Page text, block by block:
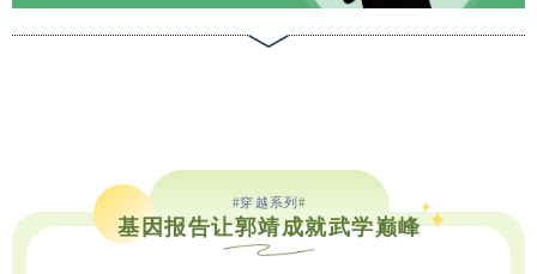
#穿越系列#
基因报告让郭靖成就武学巅峰